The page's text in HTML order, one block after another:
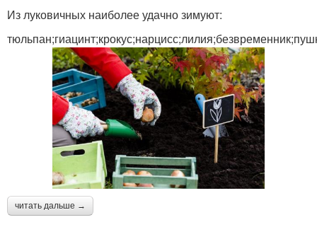
Из луковичных наиболее удачно зимуют:
читать дальше →